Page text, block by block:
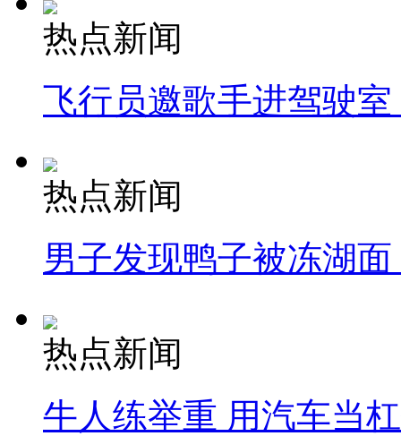
热点新闻
飞行员邀歌手进驾驶
热点新闻
男子发现鸭子被冻湖
热点新闻
牛人练举重 用汽车当